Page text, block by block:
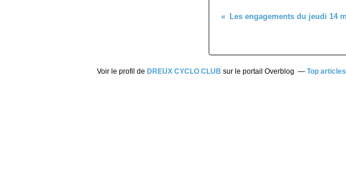
Voir le profil de DREUX CYCLO CLUB sur le portail Overblog Top articles